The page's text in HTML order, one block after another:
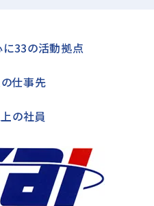
33の活動拠点
仕事先
の社員